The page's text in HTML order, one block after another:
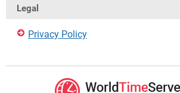
Legal
Privacy Policy